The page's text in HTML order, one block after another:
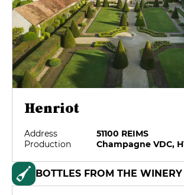
Henriot
Address
51100 REIMS
Production
Champagne VDC,
BOTTLES FROM THE WINERY